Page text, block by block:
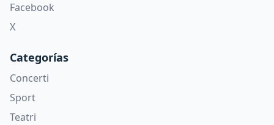
Facebook
X
Categorías
Concerti
Sport
Teatri